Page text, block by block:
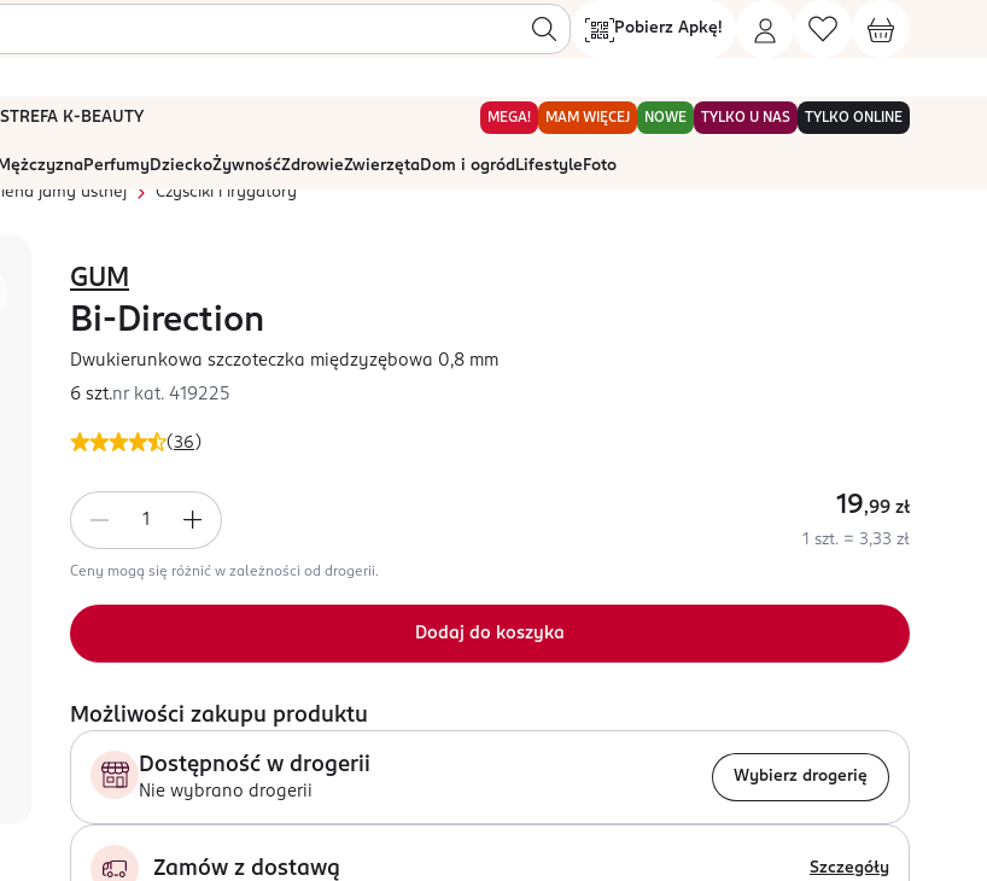
Pobierz Apkę!
K-BEAUTY MEGA! MAM WIĘCEJ NOWE TYLKO U NAS TYLKO ONLINE
MężczyznaPerfumyDzieckoŻywnośćZdrowieZwierzętaDom i ogród Lifestyle Foto
jamy ustnej Czyściki i irygatory
(36 )
GUM
Bi-Direction
Dwukierunkowa szczoteczka międzyzębowa 0,8 mm
6 szt.nr kat. 419225
19,99 zł
1 szt. = 3,33 zł
Ceny mogą się różnić w zależności od drogerii.
Dodaj do koszyka
Możliwości zakupu produktu
Dostępność w drogerii
Nie wybrano drogerii
Wybierz drogerię
Zamów z dostawą Szczegóły